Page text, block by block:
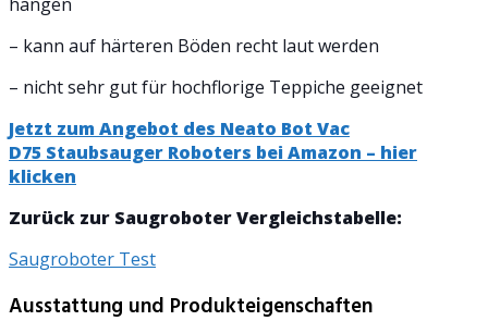
– kann auf härteren Böden recht laut werden
– nicht sehr gut für hochflorige Teppiche geeignet
Jetzt zum Angebot des Neato Bot Vac
D75 Staubsauger Roboters bei Amazon – hier
klicken
Zurück zur Saugroboter Vergleichstabelle:
Saugroboter Test
Ausstattung und Produkteigenschaften